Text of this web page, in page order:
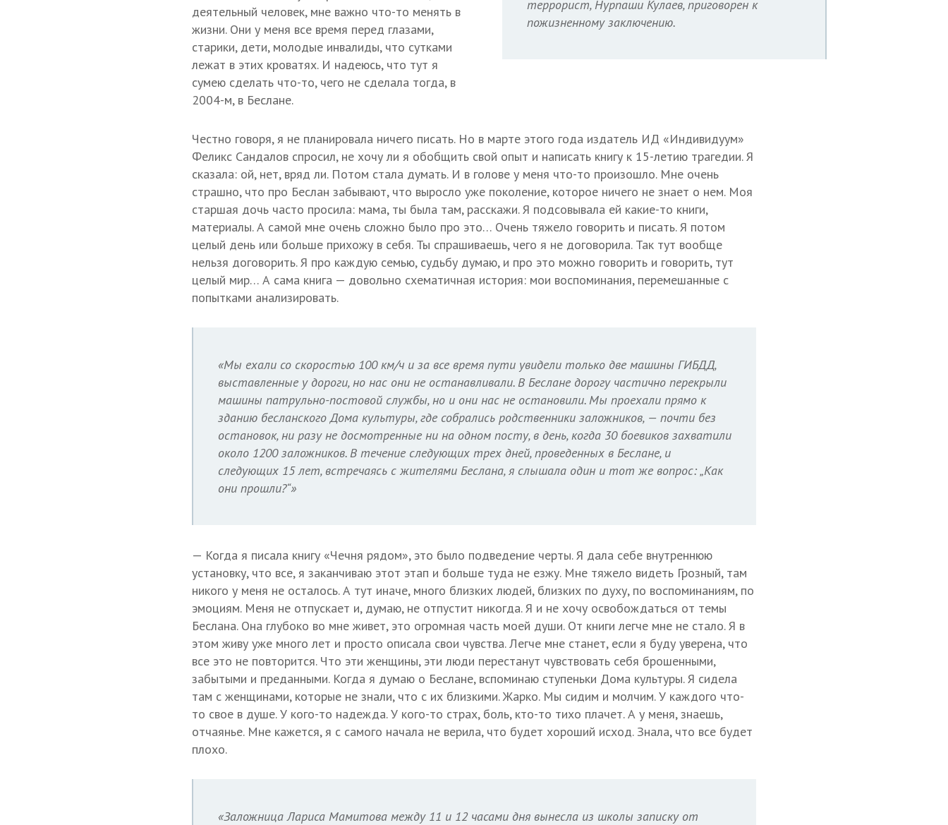
террорист, Нурпаши Кулаев, приговорен к
пожизненному заключению.
деятельный человек, мне важно что-то менять в
жизни. Они у меня все время перед глазами,
старики, дети, молодые инвалиды, что сутками
лежат в этих кроватях. И надеюсь, что тут я
сумею сделать что-то, чего не сделала тогда, в
2004-м, в Беслане.
Честно говоря, я не планировала ничего писать. Но в марте этого года издатель ИД «Индивидуум»
Феликс Сандалов спросил, не хочу ли я обобщить свой опыт и написать книгу к 15-летию трагедии. Я
сказала: ой, нет, вряд ли. Потом стала думать. И в голове у меня что-то произошло. Мне очень
страшно, что про Беслан забывают, что выросло уже поколение, которое ничего не знает о нем. Моя
старшая дочь часто просила: мама, ты была там, расскажи. Я подсовывала ей какие-то книги,
материалы. А самой мне очень сложно было про это… Очень тяжело говорить и писать. Я потом
целый день или больше прихожу в себя. Ты спрашиваешь, чего я не договорила. Так тут вообще
нельзя договорить. Я про каждую семью, судьбу думаю, и про это можно говорить и говорить, тут
целый мир… А сама книга — довольно схематичная история: мои воспоминания, перемешанные с
попытками анализировать.
«Мы ехали со скоростью 100 км/ч и за все время пути увидели только две машины ГИБДД,
выставленные у дороги, но нас они не останавливали. В Беслане дорогу частично перекрыли
машины патрульно-постовой службы, но и они нас не остановили. Мы проехали прямо к
зданию бесланского Дома культуры, где собрались родственники заложников, — почти без
остановок, ни разу не досмотренные ни на одном посту, в день, когда 30 боевиков захватили
около 1200 заложников. В течение следующих трех дней, проведенных в Беслане, и
следующих 15 лет, встречаясь с жителями Беслана, я слышала один и тот же вопрос: „Как
они прошли?“»
— Когда я писала книгу «Чечня рядом», это было подведение черты. Я дала себе внутреннюю
установку, что все, я заканчиваю этот этап и больше туда не езжу. Мне тяжело видеть Грозный, там
никого у меня не осталось. А тут иначе, много близких людей, близких по духу, по воспоминаниям, по
эмоциям. Меня не отпускает и, думаю, не отпустит никогда. Я и не хочу освобождаться от темы
Беслана. Она глубоко во мне живет, это огромная часть моей души. От книги легче мне не стало. Я в
этом живу уже много лет и просто описала свои чувства. Легче мне станет, если я буду уверена, что
все это не повторится. Что эти женщины, эти люди перестанут чувствовать себя брошенными,
забытыми и преданными. Когда я думаю о Беслане, вспоминаю ступеньки Дома культуры. Я сидела
там с женщинами, которые не знали, что с их близкими. Жарко. Мы сидим и молчим. У каждого что-
то свое в душе. У кого-то надежда. У кого-то страх, боль, кто-то тихо плачет. А у меня, знаешь,
отчаянье. Мне кажется, я с самого начала не верила, что будет хороший исход. Знала, что все будет
плохо.
«Заложница Лариса Мамитова между 11 и 12 часами дня вынесла из школы записку от